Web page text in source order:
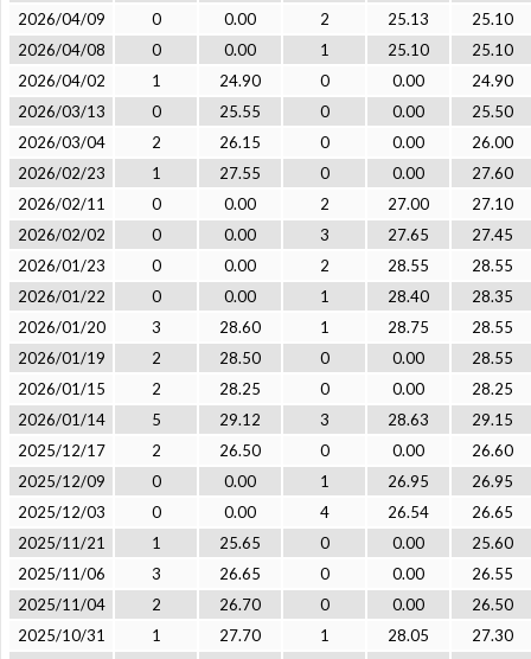
2026/04/09
0 0.00 2 25.13
25.10
2026/04/08
0 0.00 1 25.10
25.10
2026/04/02
1 24.90 0 0.00
24.90
2026/03/13
0 25.55 0 0.00
25.50
2026/03/04
2 26.15 0 0.00
26.00
2026/02/23
1 27.55 0 0.00
27.60
2026/02/11
0 0.00 2 27.00
27.10
2026/02/02
0 0.00 3 27.65
27.45
2026/01/23
0 0.00 2 28.55
28.55
2026/01/22
0 0.00 1 28.40
28.35
2026/01/20
3 28.60 1 28.75
28.55
2026/01/19
2 28.50 0 0.00
28.55
2026/01/15
2 28.25 0 0.00
28.25
2026/01/14
5 29.12 3 28.63
29.15
2025/12/17
2 26.50 0 0.00
26.60
2025/12/09
0 0.00 1 26.95
26.95
2025/12/03
0 0.00 4 26.54
26.65
2025/11/21
1 25.65 0 0.00
25.60
2025/11/06
3 26.65 0 0.00
26.55
2025/11/04
2 26.70 0 0.00
26.50
2025/10/31
1 27.70 1 28.05
27.30